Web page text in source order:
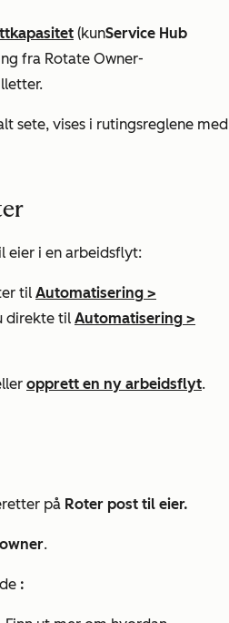
(kunService Hub
fra Rotate Owner-
sete, vises i rutingsreglene med
eier i en arbeidsflyt:
til Automatisering >
direkte til Automatisering >
opprett en ny arbeidsflyt.
på Roter post til eier.
.
: